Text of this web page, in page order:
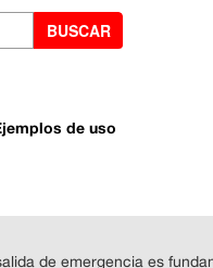
de uso
de emergencia es